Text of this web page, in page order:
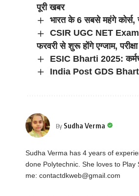
पूरी खबर
भारत के 6 सबसे महंगे
CSIR UGC NET Exam
फरवरी से शुरू होंगे एग्जाम,
ESIC Bharti 2025:
India Post GDS Bharti
By Sudha Verma
Sudha Verma has 4 years of
done Polytechnic. She loves to
me: contactdkweb@gmail.com